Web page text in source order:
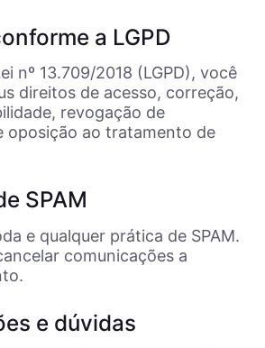
a LGPD
nº 13.709/2018 (LGPD), você
direitos de acesso, correção,
revogação de
oposição ao tratamento de
SPAM
e qualquer prática de SPAM.
comunicações a
e dúvidas